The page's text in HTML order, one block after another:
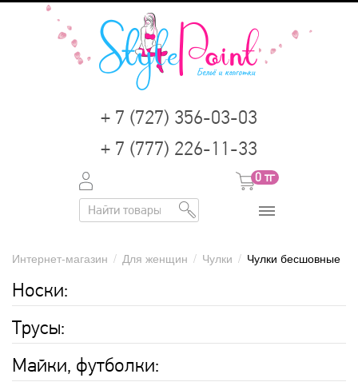
+ 7 (727) 356-03-03
+ 7 (777) 226-11-33
0 тг
Интернет-магазин / Для женщин / Чулки / Чулки бесшовные
Носки:
Трусы:
Майки, футболки: